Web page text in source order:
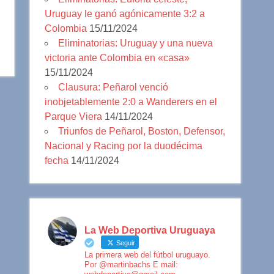
Uruguay le ganó agónicamente 3:2 a
Colombia 15/11/2024
Eliminatorias: Uruguay y una nueva
victoria ante Colombia en «casa»
15/11/2024
Clausura: Peñarol venció
inobjetablemente 2:0 a Wanderers en el
Parque Viera 14/11/2024
Triunfos de Peñarol, Boston, Defensor,
Nacional y Racing por la duodécima
fecha 14/11/2024
La Web Deportiva Uruguaya
Seguir
La primera web del fútbol uruguayo.
Por @martinbachs E mail: